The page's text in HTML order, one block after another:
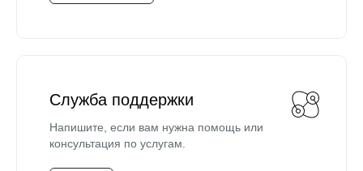
Служба поддержки
Напишите, если вам нужна помощь или
консультация по услугам.